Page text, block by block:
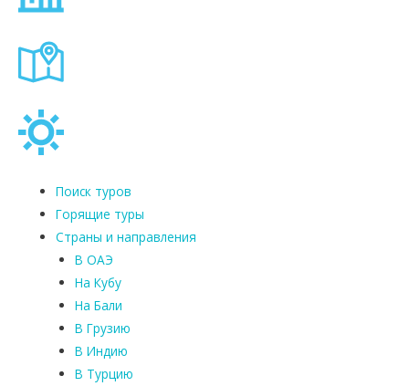
Поиск туров
Горящие туры
Страны и направления
В ОАЭ
На Кубу
На Бали
В Грузию
В Индию
В Турцию